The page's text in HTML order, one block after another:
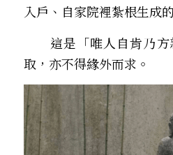
入戶、自家院裡紮根生成
這是「唯人自肯乃方
取，亦不得緣外而求。